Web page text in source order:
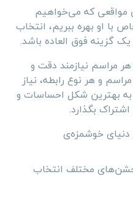
که می‌خواهیم
با او بهره ببریم، انتخاب
گزینه فوق العاده باشد.
مراسم نیازمند دقت و
و هر نوع رابطه، نیاز
به بهترین شکل احساسات و
بگذارد.
دنیای خوشمزه‌ی
جشن‌های مختلف انتخاب